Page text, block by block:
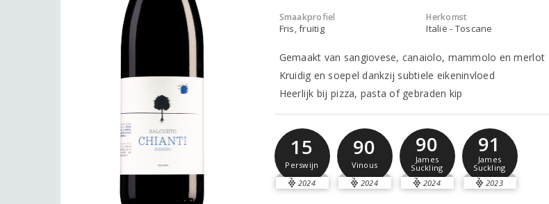
Smaakprofiel
Fris, fruitig
Herkomst
Italië - Toscane
Gemaakt van sangiovese, canaiolo, mammolo en merlot
Kruidig en soepel dankzij subtiele eikeninvloed
Heerlijk bij pizza, pasta of gebraden kip
15
Perswijn
2024
90
Vinous
2024
90
James
Suckling
2024
91
James
Suckling
2023